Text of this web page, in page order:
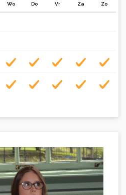
Wo Do Vr Za Zo